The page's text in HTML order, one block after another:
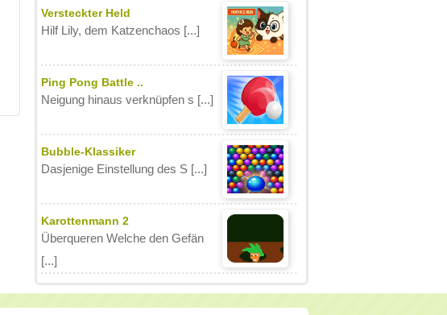
Versteckter Held
Hilf Lily, dem Katzenchaos [...]
Ping Pong Battle ..
Neigung hinaus verknüpfen s [...]
Bubble-Klassiker
Dasjenige Einstellung des S [...]
Karottenmann 2
Überqueren Welche den Gefän
[...]